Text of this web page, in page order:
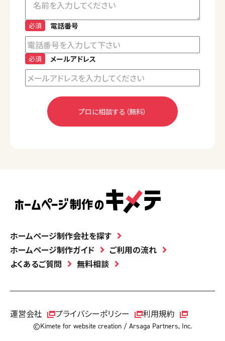
電話番号
必須
メールアドレス
必須
ホームページ制作会社を探す
ホームページ制作ガイド
ご利用の流れ
よくあるご質問
無料相談
運営会社 プライバシーポリシー 利用規約
©Kimete for website creation / Arsaga Partners, Inc.